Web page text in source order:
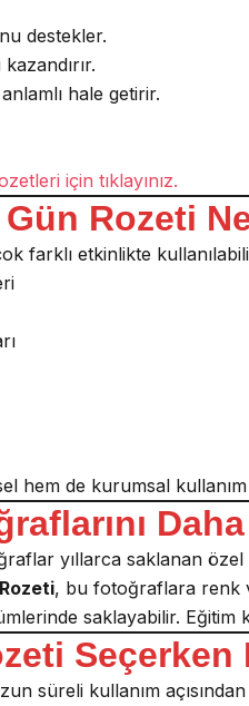
destekler.
hale getirir.
için tıklayınız.
Rozeti
farklı etkinlikte
hem de kurumsal
yıllarca saklanan özel
, bu fotoğraflara renk
saklayabilir. Eğitim
süreli kullanım